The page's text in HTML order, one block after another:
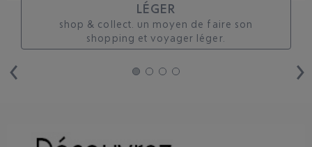
LÉGER
shop & collect. un moyen de faire son
shopping et voyager léger.